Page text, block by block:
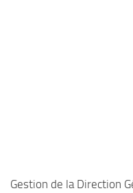
Gestion de la Direction